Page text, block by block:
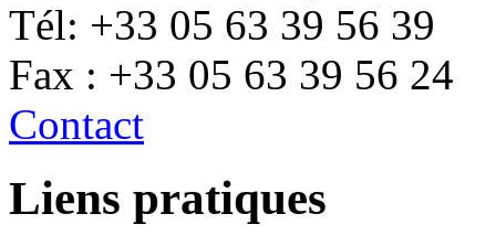
Tél: +33 05 63 39 56 39
Fax : +33 05 63 39 56 24
Contact
Liens pratiques